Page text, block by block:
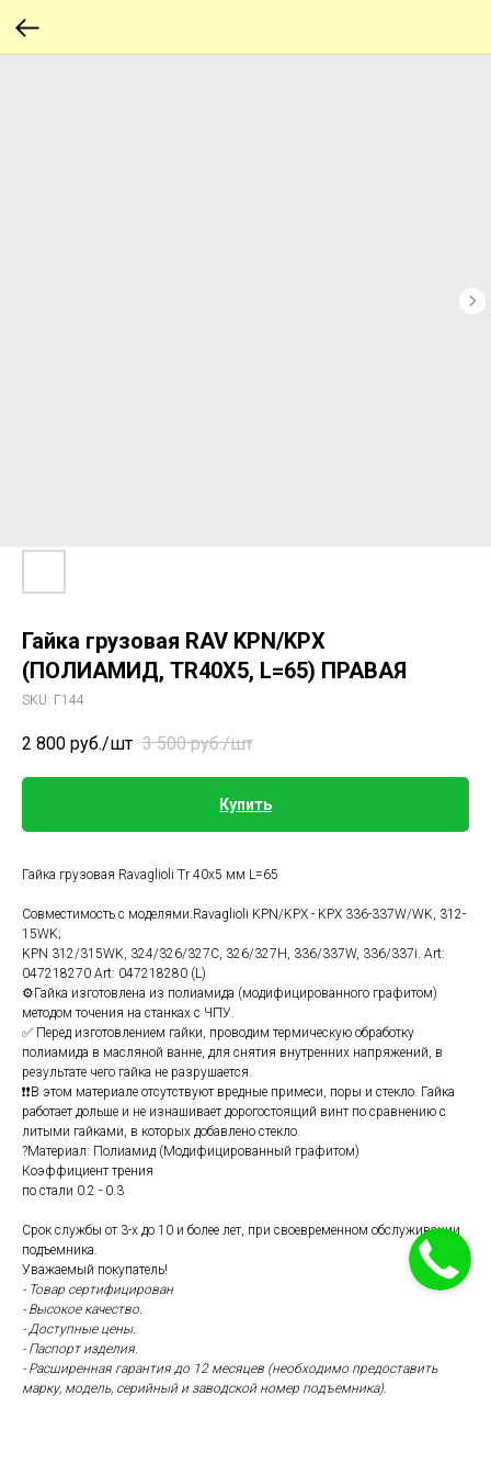
Гайка грузовая RAV KPN/KPX
(ПОЛИАМИД, TR40X5, L=65) ПРАВАЯ
SKU: Г144
2 800 руб./шт 3 500 руб./шт
Купить
Гайка грузовая Ravaglioli Tr 40x5 мм L=65
Совместимость с моделями:Ravaglioli KPN/KPX - KPX 336-337W/WK, 312-
15WK;
KPN 312/315WK, 324/326/327C, 326/327H, 336/337W, 336/337i. Art:
047218270 Art: 047218280 (L)
⚙️Гайка изготовлена из полиамида (модифицированного графитом)
методом точения на станках с ЧПУ.
✅ Перед изготовлением гайки, проводим термическую обработку
полиамида в масляной ванне, для снятия внутренних напряжений, в
результате чего гайка не разрушается.
❗❗В этом материале отсутствуют вредные примеси, поры и стекло. Гайка
работает дольше и не изнашивает дорогостоящий винт по сравнению с
литыми гайками, в которых добавлено стекло.
?Материал: Полиамид (Модифицированный графитом)
Коэффициент трения
по стали 0.2 - 0.3
Срок службы от 3-х до 10 и более лет, при своевременном обслуживании
подъемника.
Уважаемый покупатель!
- Товар сертифицирован
- Высокое качество.
- Доступные цены.
- Паспорт изделия.
- Расширенная гарантия до 12 месяцев (необходимо предоставить
марку, модель, серийный и заводской номер подъемника).